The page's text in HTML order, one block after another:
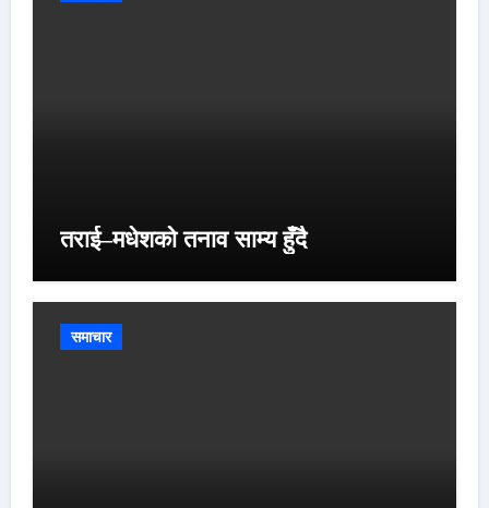
तराई–मधेशको तनाव साम्य हुँदै
समाचार